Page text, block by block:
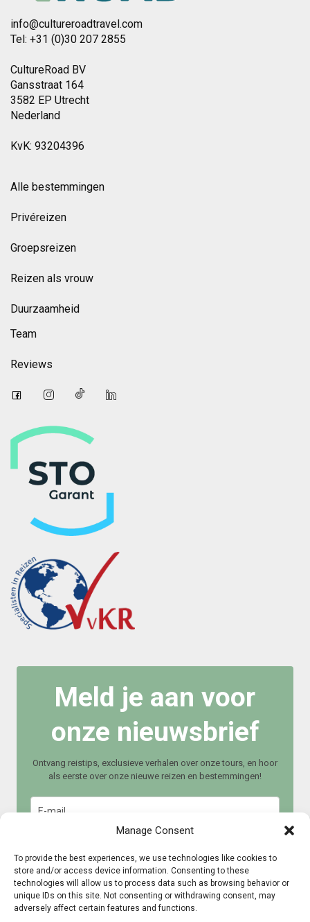
Manage Consent
To provide the best experiences, we use technologies like cookies to
store and/or access device information. Consenting to these
technologies will allow us to process data such as browsing behavior or
unique IDs on this site. Not consenting or withdrawing consent, may
adversely affect certain features and functions.
info@cultureroadtravel.com
Tel: +31 (0)30 207 2855
CultureRoad BV
Gansstraat 164
3582 EP Utrecht
Nederland
KvK: 93204396
Alle bestemmingen
Privéreizen
Groepsreizen
Reizen als vrouw
Duurzaamheid
Team
Reviews
Meld je aan voor
onze nieuwsbrief
Ontvang reistips, exclusieve verhalen over onze tours, en hoor
als eerste over onze nieuwe reizen en bestemmingen!
Meld je aan